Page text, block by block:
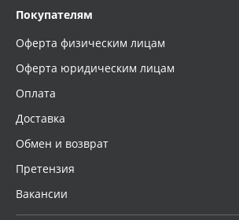
Покупателям
Оферта физическим лицам
Оферта юридическим лицам
Оплата
Доставка
Обмен и возврат
Претензия
Вакансии